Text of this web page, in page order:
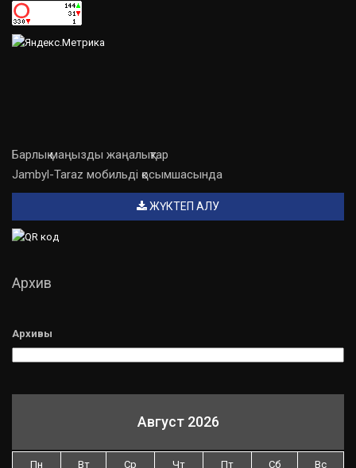
Барлық маңызды жаңалықтар
Jambyl-Taraz мобильді қосымшасында
ЖҮКТЕП АЛУ
Архив
Архивы
Август 2026
Пн Вт Ср Чт Пт Сб Вс